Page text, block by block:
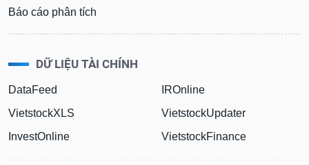
Báo cáo phân tích
DỮ LIỆU TÀI CHÍNH
DataFeed
VietstockXLS
InvestOnline
IROnline
VietstockUpdater
VietstockFinance